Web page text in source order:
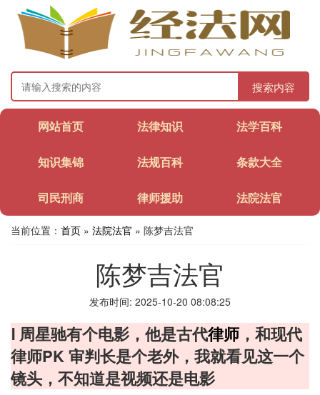
搜索内容
网站首页 法律知识 法学百科
知识集锦 法规百科 条款大全
司民刑商 律师援助 法院法官
当前位置： 首页 » 法院法官 » 陈梦吉法官
陈梦吉法官
发布时间: 2025-10-20 08:08:25
Ⅰ 周星驰有个电影，他是古代律师 ，和现代
律师PK 审判长是个老外，我就看见这一个
镜头，不知道是视频还是电影